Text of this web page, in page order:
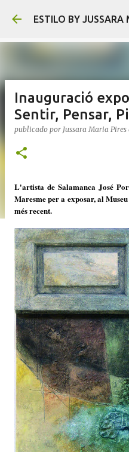
Ir al
ESTILO BY JUSSARA
Inauguració
Sentir, Pensar,
publicado por Jussara Maria
L'artista de Salamanca José
Maresme per a exposar, al
més recent.